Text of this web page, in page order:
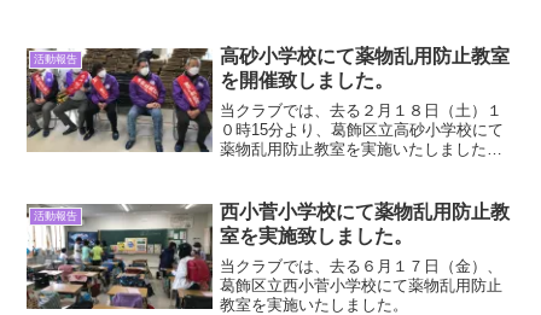
活動報告
高砂小学校にて薬物乱用防止教室
を開催致しました。
当クラブでは、去る２月１８日（土）１
０時15分より、葛飾区立高砂小学校にて
薬物乱用防止教室を実施いたしました。
させて頂き、真剣に受講して頂きまし
た。今後の人生に役立て、皆様の健やか
成長につながることを期待致します。ま
た、当日ご参加された皆様には感謝を申
し上げます。当クラブでは、今後も微力
ながら薬物乱用防止教室の開催に努めて
活動報告
西小菅小学校にて薬物乱用防止教
室を実施致しました。
当クラブでは、去る６月１７日（金）、
葛飾区立西小菅小学校にて薬物乱用防止
教室を実施いたしました。